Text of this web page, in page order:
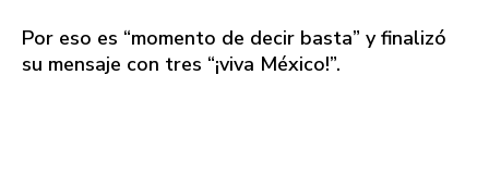
Por eso es “momento de decir basta” y finalizó
su mensaje con tres “¡viva México!”.